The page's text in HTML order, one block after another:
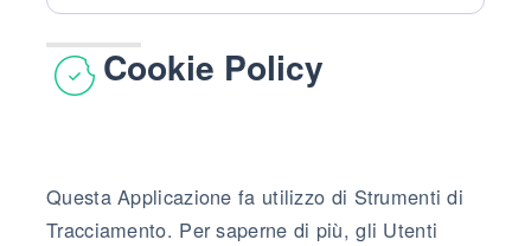
Cookie Policy
Questa Applicazione fa utilizzo di Strumenti di
Tracciamento. Per saperne di più, gli Utenti